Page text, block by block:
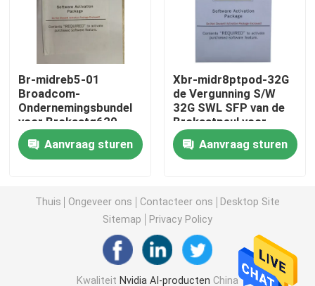
de Module van 25G SFP28
10G SFP-Module
Finisar Optische Zendontvanger
de kaart van de netwerkadapter
De Vergunning van de brokaatpeul
Br-midreb5-01
Broadcom-
Ondernemingsbundel
voor Brokaatg620
Schakelaar
Aanvraag sturen
Xbr-midr8ptpod-32G
de Vergunning S/W
32G SWL SFP van de
Brokaatpeul voor
G720-Schakelaar
Aanvraag sturen
Thuis Ongeveer ons Contacteer ons
Desktop Site
Sitemap
Privacy Policy
Kwaliteit Nvidia AI-producten China